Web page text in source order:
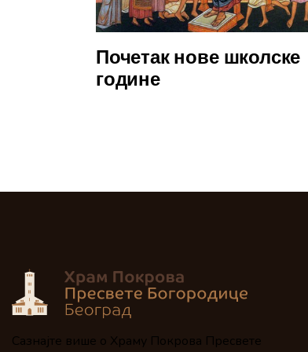
Почетак нове школске
године
Сазнајте више о Храму Покрова Пресвете